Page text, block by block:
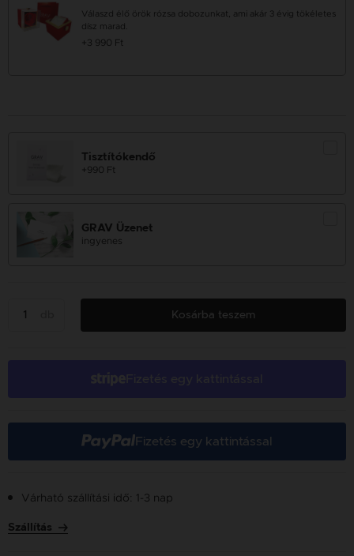
Válaszd élő örök rózsa dobozunkat, ami akár 3 évig tökéletes
dísz marad.
+3 990 Ft
Tisztítókendő
+990 Ft
GRAV Üzenet
ingyenes
Kosárba teszem
Fizetés egy kattintással
Várható szállítási idő: 1-3 nap
Szállítás